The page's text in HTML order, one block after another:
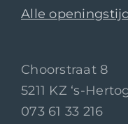
Alle
Choorstraat 8
5211 KZ ‘s-
073 61 33 216